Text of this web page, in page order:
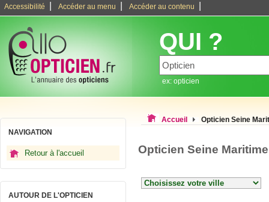
Accessibilité Accéder au menu Accéder au contenu
QUI ?
ex: opticien
NAVIGATION
Retour à l'accueil
AUTOUR DE L'OPTICIEN
Accueil Opticien Seine
Opticien Seine